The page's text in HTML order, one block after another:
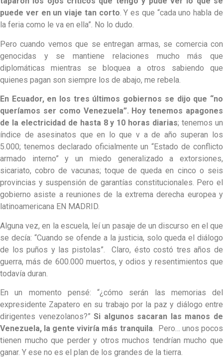
puede ver en un viaje tan corto. Y es que “cada uno habla de
la feria como le va en ella”. No lo dudo.
Pero cuando vemos que se entregan armas, se comercia con
genocidas y se mantiene relaciones mucho más que
diplomáticas mientras se bloquea a otros sabiendo que
quienes pagan son siempre los de abajo, me rebela.
En Ecuador, en los tres últimos gobiernos se dijo que “no
queríamos ser como Venezuela”. Hoy tenemos apagones
de la electricidad de hasta 8 y 10 horas diarias; tenemos un
índice de asesinatos que en lo que v a de año superan los
5.000; tenemos declarado oficialmente un “Estado de conflicto
armado interno” y un miedo generalizado a extorsiones,
sicariato, cobro de vacunas; toque de queda en cinco o seis
provincias y suspensión de garantías constitucionales. Pero el
gobierno asiste a reuniones de la extrema derecha europea y
latinoamericana EN MADRID.
Alguna vez, en la escuela, leí un pasaje de un discurso en el que
se decía: “Cuando se ofende a la justicia, solo queda el diálogo
de los puños y las pistolas”. Claro, ésto costó tres años de
guerra, más de 600.000 muertos, y odios y resentimientos que
todavía duran.
En un momento pensé: “¿cómo serán las memorias del
expresidente Zapatero en su trabajo por la paz y diálogo entre
dirigentes venezolanos?”Si algunos sacaran las manos de
Venezuela, la gente viviría más tranquila. Pero… unos pocos
tienen mucho que perder y otros muchos tendrían mucho que
ganar. Y ese no es el plan de los grandes de la tierra.